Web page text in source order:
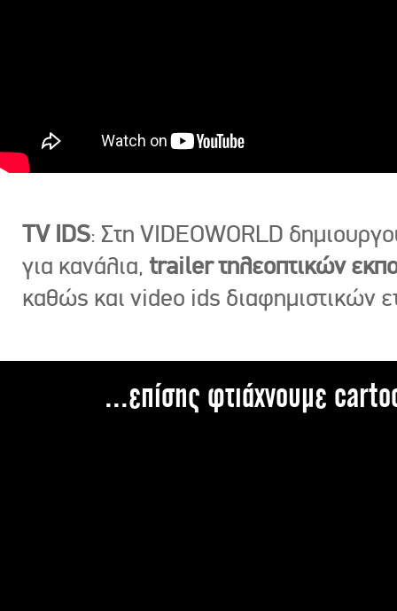
TV IDS: Στη VIDEOWORLD
για κανάλια, trailer τηλεοπτικών
καθώς και video ids διαφημιστικών
...επίσης φτιάχνουμε